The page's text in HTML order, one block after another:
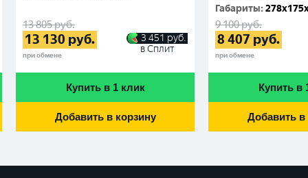
13 805руб.
13 130 руб.
при обмене
3 451 руб.
в Сплит
Купить в 1 клик
Добавить в корзину
Габариты:
9 100руб.
8 407 руб.
при обмене
Купить в
Добавить в